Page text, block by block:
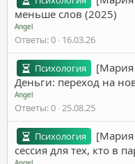
меньше слов (2025)
Angel
Ответы 0 16.03.26
Психология
[Мария
Деньги: переход на
Angel
Ответы 0 25.08.25
Психология
[Мария
сессия для тех, кто в